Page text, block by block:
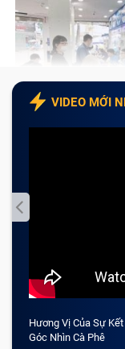
VIDEO MỚI
Hương Vị Của Sự
Góc Nhìn Cà Phê